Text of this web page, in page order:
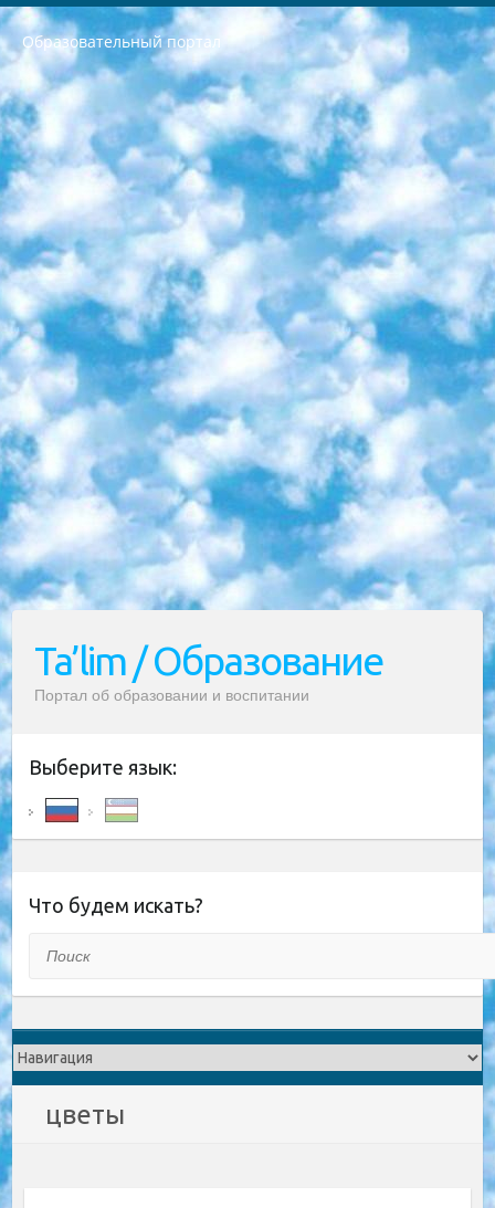
Образовательный портал
РЕСПУБЛИКА УЗБЕКИСТАН МИНИСТРЕРСТВО ДОШКОЛЬНОГО И ШКОЛЬНОГО ОБРАЗОВАНИЯ КОМАНДА в общеобразовательных учреждениях в 2023-2024 учебном году организация и проведение итоговой государственной аттестации обучающихся о Министра дошкольного и школьного образования Республики Узбекистан от 4 марта 2008 года (постановлением Минюста от 20 марта 2008 года № 1778 государственной регистрации) «Итоговое состояние учащихся общего среднего образования на основании положения об утверждении положения об аттестации общего среднего образования выпускной экзамен студентов в образовательных учреждениях в 2023-2024 учебном году В целях организации и прохождения аттестации приказываю: 1. Следующее: перечень предметов, по которым будет проводиться итоговая государственная аттестация и экзамен формы перевода согласно приложению 1; сертификаты международного образца, оценивающие уровень владения иностранными языками перечень согласно приложению 2; 2. Педагогический при специализированных образовательных учреждениях. научно-практический центр квалификации и международной оценки (Д.Давидова) 2024 г. До 25 марта: задания по предметам, по которым будет проводиться итоговая аттестация разработка и утверждение технических условий; итоговая аттестация на основании разработанного предметного задания разработка вопросов по предметам (устно и письменно), экзамен передача; общеобразовательные средние школы и специальные учебные заведения учащиеся выпускных классов школ и интернатов в агентской системе подготовка базы данных экзаменационных материалов и критериев оценки; перевод базы экзаменационных материалов на все языки обучения подать в Республиканский образовательный центр для изготовления; варианты экзаменов на основе разработанных контрольных материалов пусть будут поставлены задачи формирования. 3. Республиканский образовательный центр (Ш.Худайкулов) до 5 апреля 2024 года. до: база данных предоставленных экзаменационных материалов на все языки обучения перевод и экспертиза; для слепых, слабовидящих, глухих, слабослышащих и умственно отсталых детей учащиеся выпускных классов специализированных школ и школ-интернатов база данных экзаменационных материалов на всех преподаваемых языках подготовка критериев оценки; специализированные школы для умственно отсталых детей и технологии для учащихся выпускных классов школ-интернатов разработка соответствующих рекомендаций и критериев проведения ЕГЭ по естествознанию давать задания. 4. Педагогический при специализированных образовательных учреждениях. Научно-практический центр навыков и международной оценки (Д.Давидова), Республика образовательный центр (Худайкулов Ш.) итоговый государственный аттестационный экзамен ориентирован на творческое и логическое мышление при подготовке базы материалов учитывать введение заданий. 5. Следует отметить, что: сертификат государственного образца о знании общеобразовательного предмета и как минимум национальный уровень B1 по предметам на иностранных языках, указанным в Приложении 2. или международно признанный сертификат эквивалентного уровня студенты, изучающие определенный предмет, освобождаются от экзамена; по соответствующим предметам запланирована итоговая государственная аттестация за день до дня, путем жеребьевки Рабочей группой (в письменной форме по предметам, проводимым в форме) из числа сформированных вариантов выбрано 2 варианта; 2 выбранных варианта экзамена анонсированы на официальном сайте министерства и все выпускники по всей стране на основе этих вариантов проводит итоговую государственную аттестацию. 6. Государственное образование учащихся средних общеобразовательных учреждений. знания в соответствии с квалификационными требованиями, которые необходимо приобрести на основании стандартов итоговый (выпускной) контроль для 9 и 11 классов в целях тестирования Экзамены (далее – экзамены) состоят из предметов, перечисленных в приложении 1. будет сделано. 7. Экзамены пройдут с 26 мая по 15 июня 2024 г. (кроме науки физического воспитания). 8. Физическая для учащихся 9 классов общесредних образовательных учреждений. Экзамены по предмету «Образование, квалификация медицина» 1-6 мая 2024 года. сотрудники перевести под присмотр (с отклонениями в физическом или умственном развитии) специализированная школа для детей, школы-интернаты и со сколиозом школы-интернаты санаторного типа для больных детей исключены). 9. Он был слепым, слабовидящим и имел нарушения опорно-двигательного аппарата. экзамены в специализированных школах и интернатах для детей должны проводиться исходя из требований, предъявляемых к общеобразовательным учреждениям (физкультура кроме науки). 10. Специализированная школа для глухих и слабослышащих детей. и экзамены в интернатах и быть реализован в виде письменного теста по математике. 11. Специальность для умственно отсталых детей. Для 9 класса Родной язык и литературное письмо Государственный язык (язык обучения – узбекский). для неклассов) написано Математическое письмо Письменная/устная история Узбекистана Физическое воспитание практично Итоговый контроль Для 11 класса Написание родного языка и литературы (эссе) Математическое письмо Узбекский язык (обучение на узбекском языке) не посещающее общее среднее образование для учреждений)/Образовательное учреждение выбор письменный и устный Иностранный язык письменный/устный Письменная/устная история Узбекистана *По выбору студента:  Химия  Физика  Основы государственного права  География 10 бесплатных образовательных ресурсов - Мы составили подборку онлайн-проектов с интерактивными упражнениями, видеолекциями и статьями. Они помогут вам обрести новые и освежить старые знания бесплатно. 1. «ИНТУИТ» Старейшая образовательная площадка Рунета. Здесь вы найдёте сотни текстовых и видеокурсов на десятки различных тем — от программирования до психологии. Многие курсы подготовлены российскими университетами и крупными международными компаниями вроде Intel и Microsoft. Самостоятельное обучение бесплатное, но желающие могут оплатить услуги персональных наставников. 2. «Смартия» знакомит с актуальными профессиями и подсказывает, как им обучаться. Выбрав заинтересовавшую вас специальность — SMM-специалист, фотограф, веб-дизайнер или другую, — увидите список необходимых для неё умений. Чтобы вы могли освоить их самостоятельно, для каждого умения площадка отображает подборку ссылок на учебные материалы. Хотя «Смартия» ориентируется на русскоязычную аудиторию, часть контента всё же доступна только на английском. 3. «Лекторий Физтеха» Проект Московского физико-технического института (Физтеха). С его помощью вы можете смотреть онлайн серии лекций, записанные на видео в этом вузе. В числе доступных предметов — физика, биология, химия, информационные технологии и другие. К некоторым лекциям администрация ресурса прилагает готовые конспекты, которые можно скачивать в PDF-формате. 4. ITMOcourses Онлайн-площадка Санкт-Петербургского национального исследовательского университета информационных технологий, механики и оптики (ИТМО). Ресурс предоставляет свободный доступ к курсам, разработанным в этом вузе. Каталог материалов разбит на четыре категории: «Оптические системы и технологии», «Приборостроение и робототехника», «Информационные технологии» и «Биотехнологии». Курсы состоят из видеолекций, интерактивных демонстраций и заданий. 5. «КиберЛенинка» Электронная научная библиотека открытого доступа. Каталог площадки регулярно обрастает текстами статей из различных научных изданий. Сгруппированные по журналам и рубрикам публикации можно читать онлайн или скачивать целиком в PDF-формате. Проект нацелен на популяризацию науки за счёт открытого доступа к качественной информации. 6. «ПостНаука» На этом ресурсе публикуют подборки видеолекций, составленные экспертами из разных отраслей и объединённые общими темами. Среди них, к примеру, есть серии «Биоинформатика и геномика», «Культура средневековой Скандинавии» и Cinema Studies о теории кино. Каждая подборка лекций — логически связанная история, рассказанная экспертом от первого лица. Кроме того, на сайте появляются научно-образовательные статьи и тесты на разные темы. 7. «Newочём» Команда проекта «Newочём» отбирает самые интересные тексты из англоязычных СМИ и переводит те из них, за которые голосуют участники сообщества «ВКонтакте». По большей части это научно-популярные статьи. Редакторы придумывают лишь заголовки, в остальном содержание переводов соответствует оригиналам. Полные тексты можно читать прямо в социальной сети. 8. InternetUrok Онлайн-база материалов по основным дисциплинам школьной программы. Информация на сайте структурирована по классам, предметам и темам (урокам). Каждый урок состоит из видеолекций и конспектов. Есть также интерактивные тренажёры и тесты для закрепления пройденного материала. Даже если вы давно окончили школу, возможность повторить программу старших классов всегда может пригодиться. 9. Edutainme Ещё один ресурс об образовании. В отличие от Newtonew, как мне кажется, Edutainme больше ориентируется на представителей индустрии: педагогов, предпринимателей, разработчиков образовательных проектов. Но и любой, кто просто стремится к саморазвитию, найдёт на сайте много полезного и интересного для себя. Например, информацию о новых курсах и образовательных сервисах. 10. Newtonew Онлайн-медиа об образовании и обучении в широком смысле. Авторы Newtonew пишут об инструментах, заведениях, тактиках и стратегиях, которые помогают учить других и получать новые знания самостоятельно. На этой площадке вы найдёте новости, обзоры, аналитические мат
Ta’lim / Образование
Портал об образовании и воспитании
Выберите язык:
Что будем искать?
цветы